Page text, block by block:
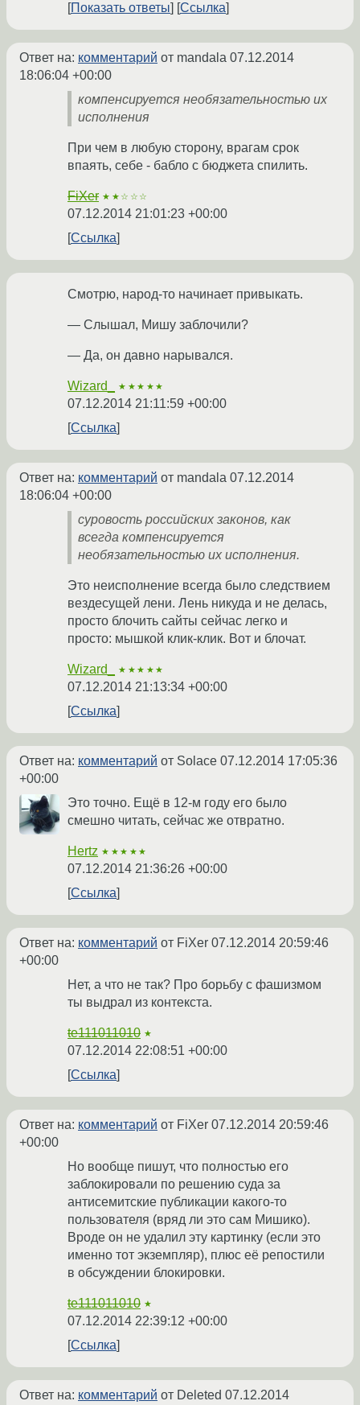
Показать ответы
Ссылка
Ответ на: комментарий от mandala 07.12.2014
18:06:04 +00:00
компенсируется необязательностью их
исполнения
При чем в любую сторону, врагам срок
впаять, себе - бабло с бюджета спилить.
FiXer ★★☆☆☆
07.12.2014 21:01:23 +00:00
Ссылка
Смотрю, народ-то начинает привыкать.
— Слышал, Мишу заблочили?
— Да, он давно нарывался.
Wizard_ ★★★★★
07.12.2014 21:11:59 +00:00
Ссылка
Ответ на: комментарий от mandala 07.12.2014
18:06:04 +00:00
суровость российских законов, как
всегда компенсируется
необязательностью их исполнения.
Это неисполнение всегда было следствием
вездесущей лени. Лень никуда и не делась,
просто блочить сайты сейчас легко и
просто: мышкой клик-клик. Вот и блочат.
Wizard_ ★★★★★
07.12.2014 21:13:34 +00:00
Ссылка
Ответ на: комментарий от Solace 07.12.2014 17:05:36
+00:00
Это точно. Ещё в 12-м году его было
смешно читать, сейчас же отвратно.
Hertz ★★★★★
07.12.2014 21:36:26 +00:00
Ссылка
Ответ на: комментарий от FiXer 07.12.2014 20:59:46
+00:00
Нет, а что не так? Про борьбу с фашизмом
ты выдрал из контекста.
te111011010 ★
07.12.2014 22:08:51 +00:00
Ссылка
Ответ на: комментарий от FiXer 07.12.2014 20:59:46
+00:00
Но вообще пишут, что полностью его
заблокировали по решению суда за
антисемитские публикации какого-то
пользователя (вряд ли это сам Мишико).
Вроде он не удалил эту картинку (если это
именно тот экземпляр), плюс её репостили
в обсуждении блокировки.
te111011010 ★
07.12.2014 22:39:12 +00:00
Ссылка
Ответ на: комментарий от Deleted 07.12.2014